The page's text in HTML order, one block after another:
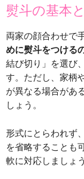
熨斗の基本
両家の顔合わせで
めに熨斗をつける
結び切り」を選び
す。ただし、家柄
が異なる場合があ
しょう。
形式にとらわれず
を省略することも
軟に対応しましょう